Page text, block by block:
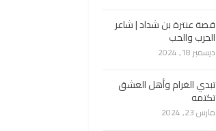
قصة عنترة بن شداد | شاعر
الحرب والحب
ديسمبر 18, 2024
تبدي الغرام وأهل العشق
تكتمه
مارس 23, 2024